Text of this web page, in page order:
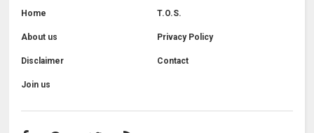
Home T.O.S.
About us Privacy Policy
Disclaimer Contact
Join us